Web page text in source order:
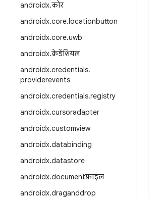
androidx.कोर
androidx.core.locationbutton
androidx.core.uwb
androidx.क्रेडेंशियल
androidx.credentials.
providerevents
androidx.credentials.registry
androidx.cursoradapter
androidx.customview
androidx.databinding
androidx.datastore
androidx.documentफ़ाइल
androidx.draganddrop